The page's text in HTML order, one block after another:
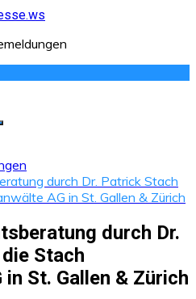
durch Dr. Patrick Stach
AG in St. Gallen & Zürich
durch Dr.
Stach
St. Gallen & Zürich